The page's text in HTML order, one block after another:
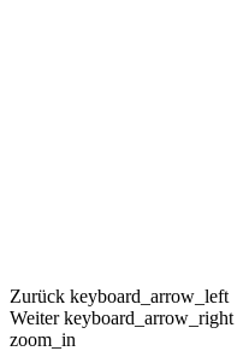
Zurück keyboard_arrow_left
Weiter keyboard_arrow_right
zoom_in